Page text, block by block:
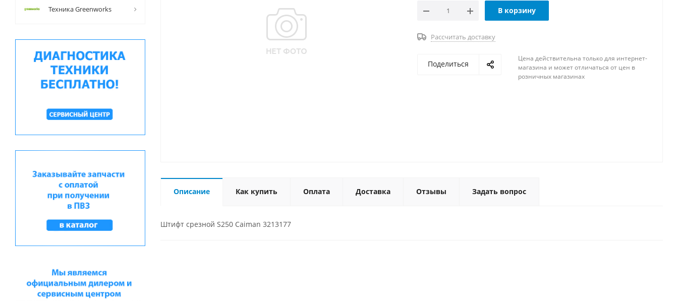
В корзину
Рассчитать доставку
Поделиться
Цена действительна только для интернет-
магазина и может отличаться от цен в
розничных магазинах
Описание Как купить Оплата Доставка Отзывы Задать вопрос
Штифт срезной S250 Caiman 3213177
Техника Greenworks